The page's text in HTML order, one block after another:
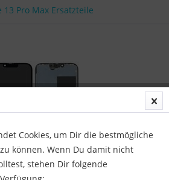
13 Pro Max Ersatzteile
Cookies, um Dir die bestmögliche
können. Wenn Du damit nicht
stehen Dir folgende